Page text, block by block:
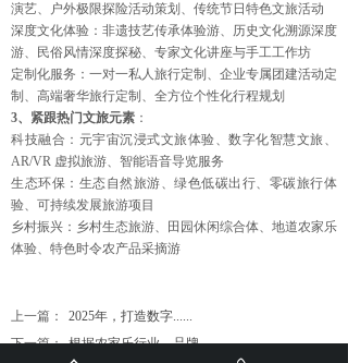
演艺、户外极限探险活动策划、传统节日特色文旅活动
深度文化体验：非遗技艺传承体验游、历史文化溯源深度
游、民俗风情深度探秘、专家文化讲座与手工工作坊
定制化服务：一对一私人旅行定制、企业专属团建活动定
制、高端奢华旅行定制、全方位个性化行程规划
3、紧跟热门文旅元素 ：
科技融合：元宇宙沉浸式文旅体验、数字化智慧文旅、
AR/VR 虚拟旅游、智能语音导览服务
生态环保：生态自然旅游、绿色低碳出行、零碳旅行体
验、可持续发展旅游项目
乡村振兴：乡村生态旅游、田园休闲综合体、地道农家乐
体验、特色时令农产品采摘游
上一篇：
2025年，打造数字......
下一篇： 根据农家乐行业、品牌......